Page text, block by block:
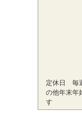
定休日 毎
の他年末年
す